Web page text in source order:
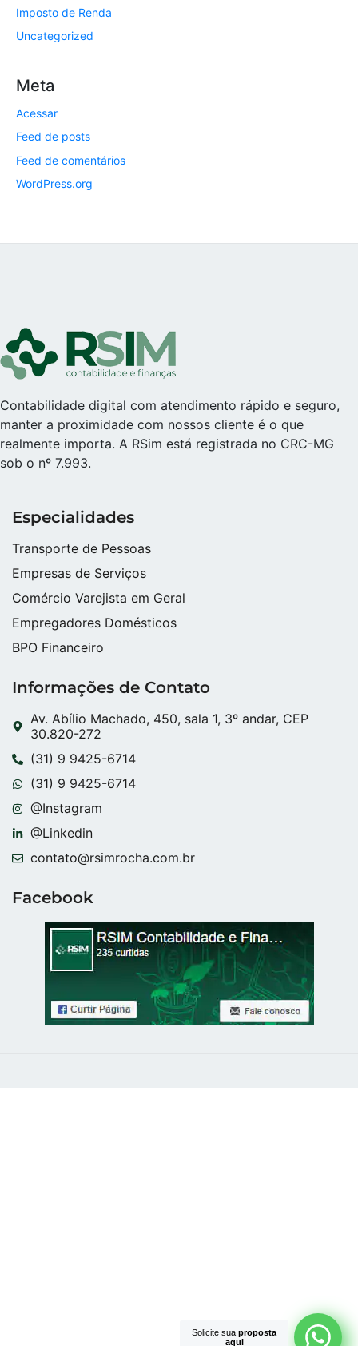
Imposto de Renda
Uncategorized
Meta
Acessar
Feed de posts
Feed de comentários
WordPress.org
Contabilidade digital com atendimento rápido e seguro,
manter a proximidade com nossos cliente é o que
realmente importa. A RSim está registrada no CRC-MG
sob o nº 7.993.
Especialidades
Transporte de Pessoas
Empresas de Serviços
Comércio Varejista em Geral
Empregadores Domésticos
BPO Financeiro
Informações de Contato
Av. Abílio Machado, 450, sala 1, 3º andar, CEP
30.820-272
(31) 9 9425-6714
(31) 9 9425-6714
@Instagram
@Linkedin
contato@rsimrocha.com.br
Facebook
Solicite sua proposta
aqui